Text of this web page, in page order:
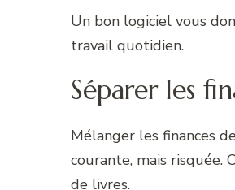
Un bon logiciel vous
travail quotidien.
Séparer les
Mélanger les finances
courante, mais
de livres.